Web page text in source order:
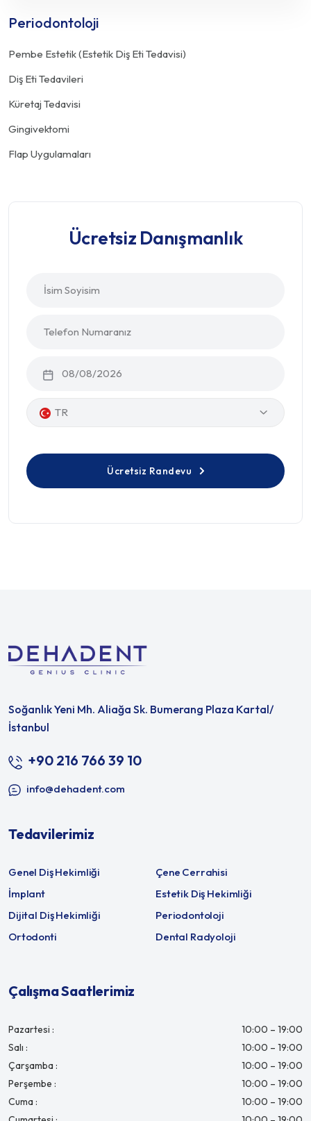
Periodontoloji
Pembe Estetik (Estetik Diş Eti Tedavisi)
Diş Eti Tedavileri
Küretaj Tedavisi
Gingivektomi
Flap Uygulamaları
Ücretsiz Danışmanlık
TR
Ücretsiz Randevu
Soğanlık Yeni Mh. Aliağa Sk. Bumerang Plaza Kartal/
İstanbul
+90 216 766 39 10
info@dehadent.com
Tedavilerimiz
Genel Diş Hekimliği
Çene Cerrahisi
İmplant
Estetik Diş Hekimliği
Dijital Diş Hekimliği
Periodontoloji
Ortodonti
Dental Radyoloji
Çalışma Saatlerimiz
Pazartesi :
10:00 – 19:00
Salı :
10:00 – 19:00
Çarşamba :
10:00 – 19:00
Perşembe :
10:00 – 19:00
Cuma :
10:00 – 19:00